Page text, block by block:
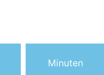
Minuten